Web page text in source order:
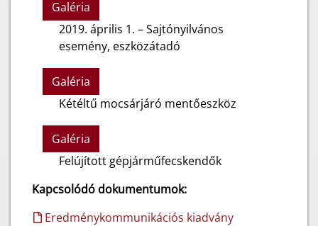
Galéria
2019. április 1. – Sajtónyilvános
esemény, eszközátadó
Galéria
Kétéltű mocsárjáró mentőeszköz
Galéria
Felújított gépjárműfecskendők
Kapcsolódó dokumentumok:
Eredménykommunikációs kiadvány